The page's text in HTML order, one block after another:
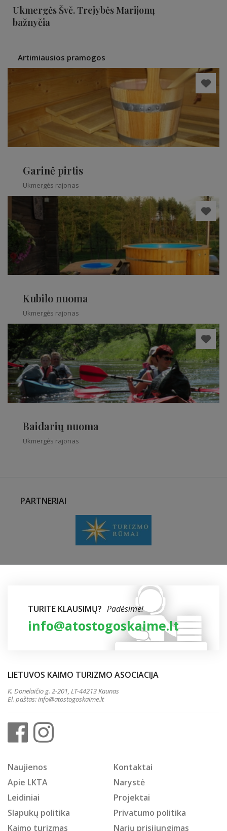
Ukmergės Švč. Trejybės Marijonų
bažnyčia
Artimiausios pramogos
Garinė pirtis
Ukmergės rajonas
Kubilo nuoma
Ukmergės rajonas
Baidarių nuoma
Ukmergės rajonas
PARTNERIAI
TURITE KLAUSIMŲ? Padėsime!
info@atostogoskaime.lt
LIETUVOS KAIMO TURIZMO ASOCIACIJA
K. Donelaičio g. 2-201, LT-44213 Kaunas
El. paštas:info@atostogoskaime.lt
Naujienos
Kontaktai
Apie LKTA
Narystė
Leidiniai
Projektai
Slapukų politika
Privatumo politika
Kaimo turizmas
Narių prisijungimas